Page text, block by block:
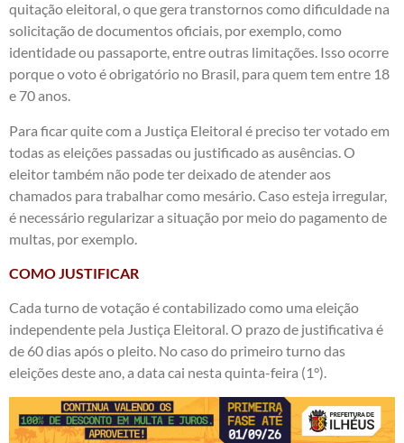
quitação eleitoral, o que gera transtornos como dificuldade na
solicitação de documentos oficiais, por exemplo, como
identidade ou passaporte, entre outras limitações. Isso ocorre
porque o voto é obrigatório no Brasil, para quem tem entre 18
e 70 anos.
Para ficar quite com a Justiça Eleitoral é preciso ter votado em
todas as eleições passadas ou justificado as ausências. O
eleitor também não pode ter deixado de atender aos
chamados para trabalhar como mesário. Caso esteja irregular,
é necessário regularizar a situação por meio do pagamento de
multas, por exemplo.
COMO JUSTIFICAR
Cada turno de votação é contabilizado como uma eleição
independente pela Justiça Eleitoral. O prazo de justificativa é
de 60 dias após o pleito. No caso do primeiro turno das
eleições deste ano, a data cai nesta quinta-feira (1°).